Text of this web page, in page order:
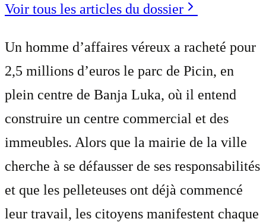
Voir tous les articles du dossier
Un homme d’affaires véreux a racheté pour
2,5 millions d’euros le parc de Picin, en
plein centre de Banja Luka, où il entend
construire un centre commercial et des
immeubles. Alors que la mairie de la ville
cherche à se défausser de ses responsabilités
et que les pelleteuses ont déjà commencé
leur travail, les citoyens manifestent chaque